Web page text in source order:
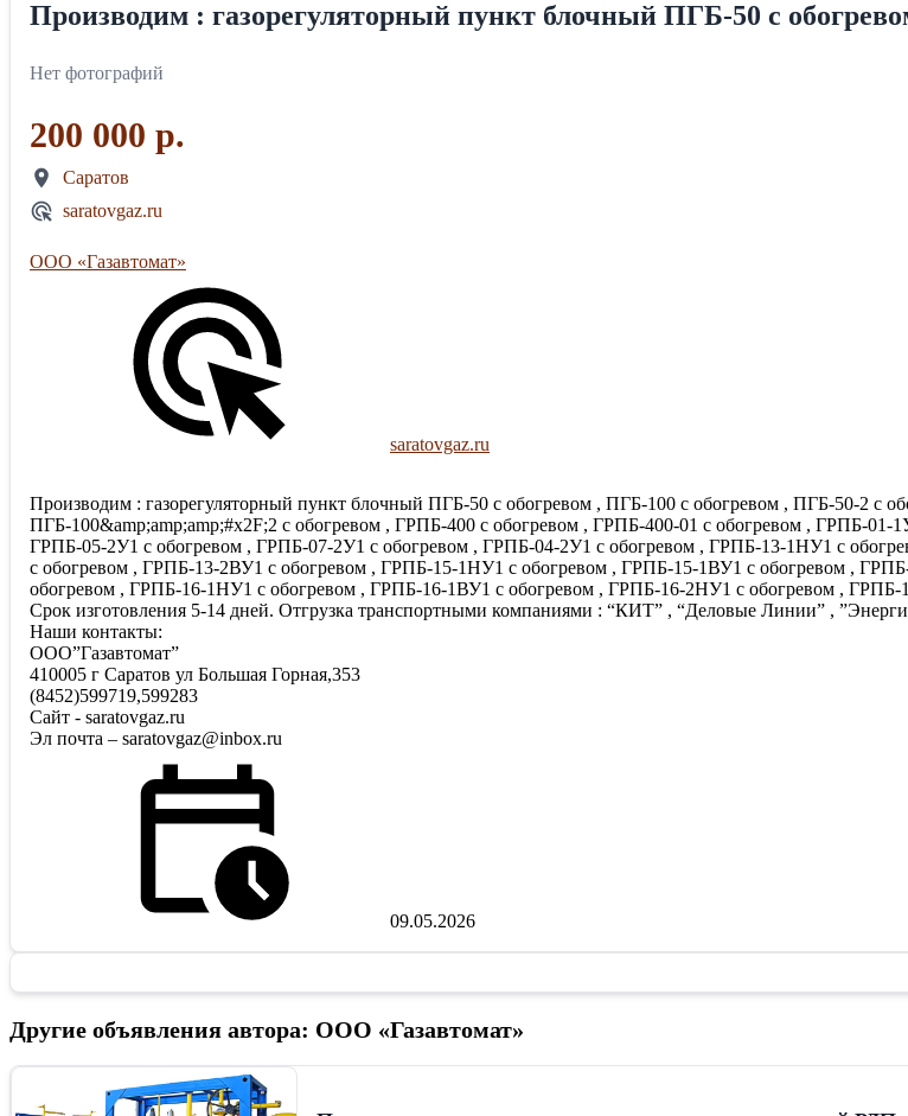
Производим : газорегуляторный пункт блочный ПГБ-50 с
Нет фотографий
200 000 р.
Саратов
saratovgaz.ru
ООО «Газавтомат»
saratovgaz.ru
Производим : газорегуляторный пункт блочный ПГБ-50 с обогревом , ПГБ-100 с обогревом , ПГБ-50-2 с
ПГБ-100&amp;amp;amp;#x2F;2 с обогревом , ГРПБ-400 с обогревом , ГРПБ-400-01 с обогревом , ГРПБ-
ГРПБ-05-2У1 с обогревом , ГРПБ-07-2У1 с обогревом , ГРПБ-04-2У1 с обогревом , ГРПБ-13-1НУ1 с
с обогревом , ГРПБ-13-2ВУ1 с обогревом , ГРПБ-15-1НУ1 с обогревом , ГРПБ-15-1ВУ1 с обогревом ,
обогревом , ГРПБ-16-1НУ1 с обогревом , ГРПБ-16-1ВУ1 с обогревом , ГРПБ-16-2НУ1 с обогревом ,
Срок изготовления 5-14 дней. Отгрузка транспортными компаниями : “КИТ” , “Деловые Линии” ,
Наши контакты:
ООО”Газавтомат”
410005 г Саратов ул Большая Горная,353
(8452)599719,599283
Сайт - saratovgaz.ru
Эл почта – saratovgaz@inbox.ru
09.05.2026
Другие объявления автора: ООО «Газавтомат»